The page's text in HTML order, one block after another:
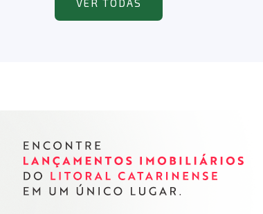
VER TODAS